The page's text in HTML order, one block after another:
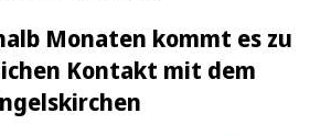
Monaten kommt es zu
Kontakt mit dem